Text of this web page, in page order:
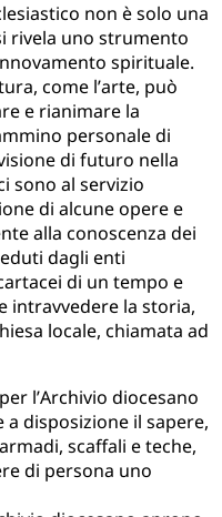
non è solo una
rivela uno strumento
spirituale.
come l’arte, può
e rianimare la
personale di
di futuro nella
sono al servizio
di alcune opere e
alla conoscenza dei
dagli enti
di un tempo e
intravvedere la storia,
locale, chiamata ad
l’Archivio diocesano
disposizione il sapere,
scaffali e teche,
di persona uno